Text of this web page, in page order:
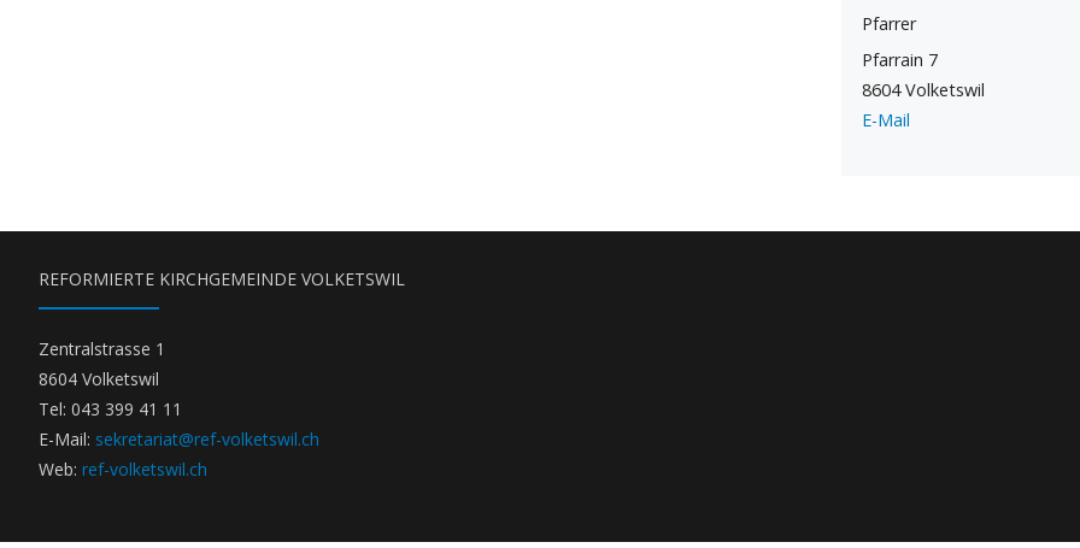
Pfarrer
Pfarrain 7
8604 Volketswil
E-Mail
REFORMIERTE KIRCHGEMEINDE VOLKETSWIL
Zentralstrasse 1
8604 Volketswil
Tel: 043 399 41 11
E-Mail: sekretariat@ref-volketswil.ch
Web: ref-volketswil.ch